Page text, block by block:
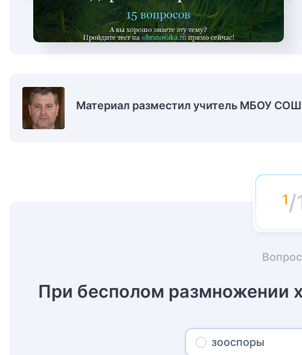
Материал разместил учитель МБОУ
/
Вопрос
При бесполом размножении
зооспоры